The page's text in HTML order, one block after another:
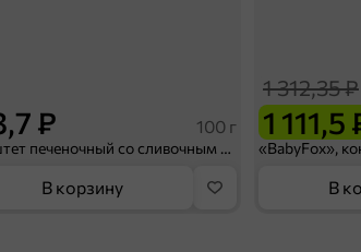
₽ 100 г
Паштет печеночный со сливочным маслом «Главпродукт», 100 г
В корзину
1 312,35 ₽
1 111,5
В